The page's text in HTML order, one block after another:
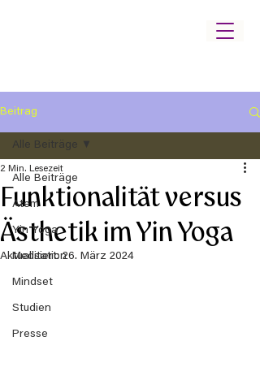
Beitrag
Alle Beiträge
Atem
Yin Yoga
Meditation
Mindset
Studien
Presse
Alle Beiträge
Funktionalität versus
Ästhetik im Yin Yoga
2 Min. Lesezeit
Aktualisiert:26. März 2024